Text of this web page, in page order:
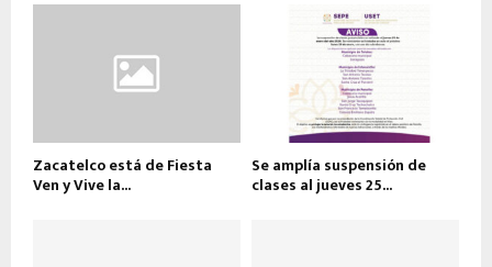
Zacatelco está de Fiesta
Ven y Vive la...
Se amplía suspensión de
clases al jueves 25...